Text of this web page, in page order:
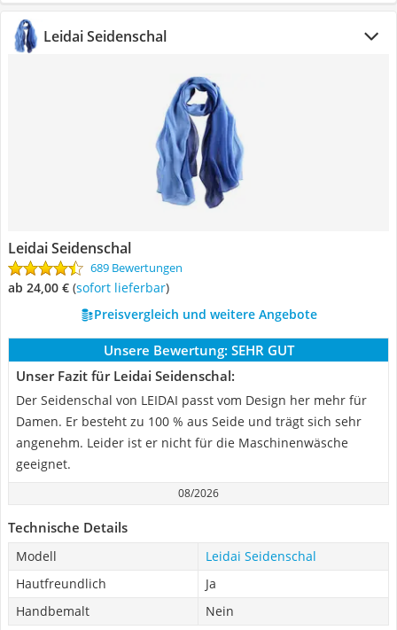
Leidai Seidenschal
Leidai Seidenschal
689 Bewertungen
ab 24,00 € ( Sofort lieferbar)
Preisvergleich und weitere Angebote
Unsere Bewertung: SEHR GUT
Unser Fazit für Leidai Seidenschal:
Der Seidenschal von LEIDAI passt vom Design her mehr für
Damen. Er besteht zu 100 % aus Seide und trägt sich sehr
angenehm. Leider ist er nicht für die Maschinenwäsche
geeignet.
08/2026
Technische Details
Modell
Leidai Seidenschal
Hautfreundlich
Ja
Handbemalt
Nein